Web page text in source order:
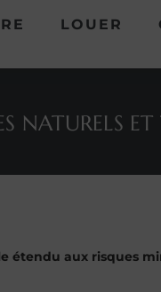
LOUER
NATURELS
aux risques